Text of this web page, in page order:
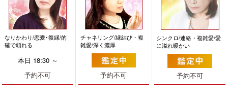
なりかわり/恋愛･復縁/的
確で頼れる
本日 18:30 ～
予約不可
チャネリング/縁結び・複
雑愛/深く濃厚
予約不可
シンクロ/連絡・複雑愛/愛
に溢れ暖かい
予約不可